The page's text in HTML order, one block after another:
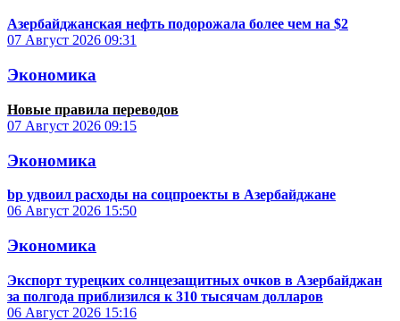
Азербайджанская нефть подорожала более чем на $2
07 Август 2026 09:31
Экономика
Новые правила переводов
07 Август 2026 09:15
Экономика
bp удвоил расходы на соцпроекты в Азербайджане
06 Август 2026 15:50
Экономика
Экспорт турецких солнцезащитных очков в Азербайджан
за полгода приблизился к 310 тысячам долларов
06 Август 2026 15:16